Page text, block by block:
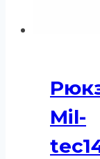
Mil-